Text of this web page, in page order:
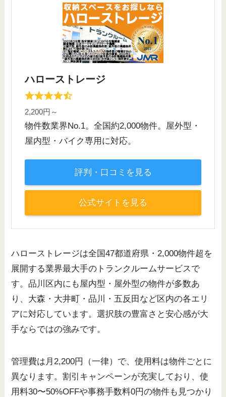
ハローストレージ
2,200円～
物件数業界No.1。全国約2,000物件。屋外型・
屋内型・バイク専用に対応。
評判・口コミを見る
公式サイトを見る
ハローストレージは全国47都道府県・2,000物件超を
展開する業界最大手のトランクルームサービスで
す。品川区内にも屋内型・屋外型の物件が多数あ
り、大森・大井町・品川・五反田など区内の各エリ
アに対応しています。選択肢の豊富さと安心感が大
手ならではの強みです。
管理費は月2,200円（一律）で、使用料は物件ごとに
異なります。割引キャンペーンが充実しており、使
用料30〜50%OFFや事務手数料0円の物件も見つかり